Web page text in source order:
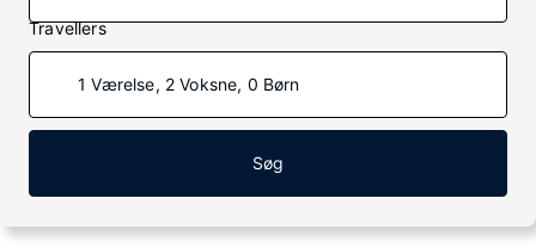
Travellers
1 Værelse, 2 Voksne, 0 Børn
Søg